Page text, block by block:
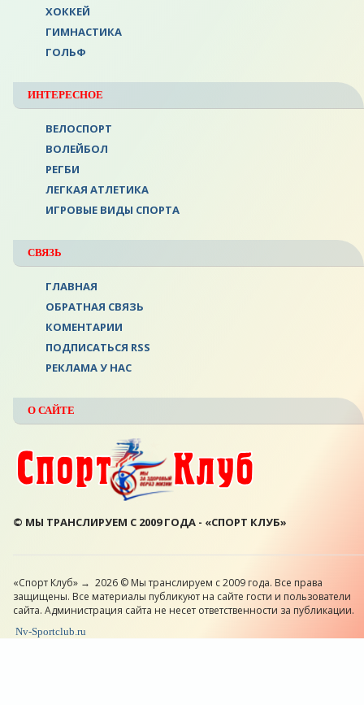
ХОККЕЙ
ГИМНАСТИКА
ГОЛЬФ
ИНТЕРЕСНОЕ
ВЕЛОСПОРТ
ВОЛЕЙБОЛ
РЕГБИ
ЛЕГКАЯ АТЛЕТИКА
ИГРОВЫЕ ВИДЫ СПОРТА
СВЯЗЬ
ГЛАВНАЯ
ОБРАТНАЯ СВЯЗЬ
КОМЕНТАРИИ
ПОДПИСАТЬСЯ RSS
РЕКЛАМА У НАС
О САЙТЕ
© МЫ ТРАНСЛИРУЕМ С 2009 ГОДА - «СПОРТ КЛУБ»
«Спорт Клуб» → 2026 © Мы транслируем с 2009 года. Все права
защищены. Все материалы публикуют на сайте гости и пользователи
сайта. Администрация сайта не несет ответственности за публикации.
Nv-Sportclub.ru